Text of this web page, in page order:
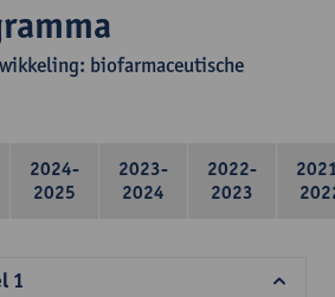
biofarmaceutische
2024-
2025
2023-
2024
2022-
2023
1